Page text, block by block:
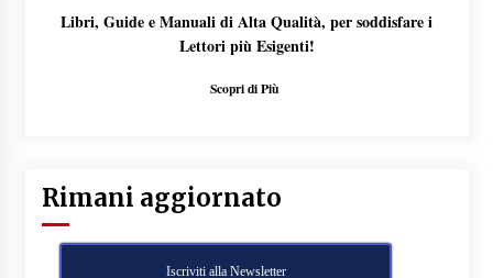
Libri, Guide e Manuali di Alta Qualità, per soddisfare i
Lettori più Esigenti!
Scopri di Più
Rimani aggiornato
Iscriviti alla Newsletter